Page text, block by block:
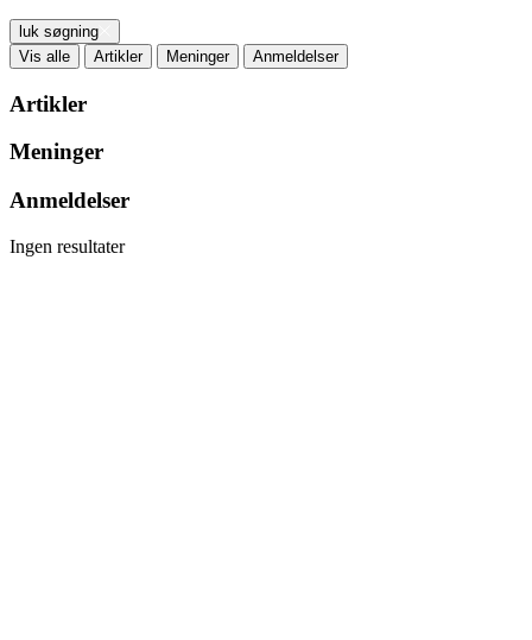
luk søgning
Vis alle
Artikler Meninger Anmeldelser
Artikler
Meninger
Anmeldelser
Ingen resultater